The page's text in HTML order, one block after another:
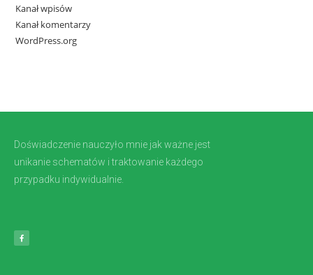
Kanał wpisów
Kanał komentarzy
WordPress.org
Doświadczenie nauczyło mnie jak ważne jest
unikanie schematów i traktowanie każdego
przypadku indywidualnie.